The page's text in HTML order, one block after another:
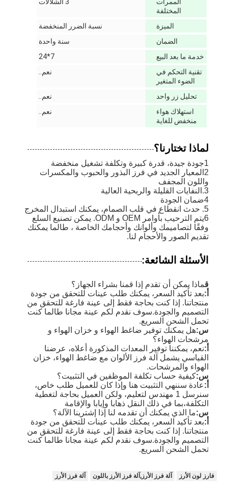
الممرات
المختلفة
3 الشلالات
الميزة
نسبة الضرر المنخفضة
الضمان
سنة واحدة
خدمة ما بعد البيع
7*24
تقنية التحكم في
الضوء المتغير
نعم..
تحليل زر واحد
نعم..
استهلاك هواء
منخفض للغاية
نعم..
لماذا تختارنا؟
1جودة جيدة، قدرة كبيرة وتكلفة تشغيل منخفضة
2المعيار الجديد في فرز البذور والحبوب والمكسرات
واللون المجفف
3.النفايات القليلة والربحية العالية
4ضمان الجودة
5. حدث انقطاع في قلب الصمام، يمكنك استبدال المخرج
6يتم الترحيب بأوامر OEM و ODM. يمكن تصنيع السلع
وفقًا لتصاميمك وألوانك وأحجامك الخاصة ، طالما يمكنك
تقديم الصور والأحجام لنا.
الأسئلة الشائعة:
قماذا يمكن أن تقدم إذا قمنا بشراء الجهاز؟
أ:بعد تأكيد السعر، يمكنك طلب عينات للتحقق من جودة
منتجاتنا. إذا كنت بحاجة فقط إلى عينة فارغة للتحقق من
التصميم والجودة.سوف نقدم لكم عينة مجانا طالما كنت
تحمل الشحن السريع.
س:هل يمكنك توفير ضاغط الهواء و خزان الهواء و
مرشحات الهواء؟
أ:نعم، يمكننا توفير المعدات المذكورة أعلاه، عرضنا
القياسي يشمل آلة فرز الألوان مع ضاغط الهواء، خزان
الهواء والمرشحات.
س:كيفية حساب تكلفة الموظفين في التثبيت؟
أ:عادة سننهي التثبيت هنا وإذا كان للعميل طلب خاص،
سنرسل 1 مهندس لتعليم، ولكن العميل بحاجة لتغطية
التكلفة،بما في ذلك النقل ذهابا وإيابا والإقامة
س:ما الذي يمكنك أن تقدمه لنا إذا إشترينا الآلة؟
أ:بعد تأكيد السعر، يمكنك طلب عينات للتحقق من جودة
منتجاتنا. إذا كنت بحاجة فقط إلى عينة فارغة للتحقق من
التصميم والجودة.سوف نقدم لكم عينة مجانا طالما كنت
تحمل الشحن السريع.
فارز لون الأرز آلة فرز الأرز,آلة فرز الأرز باللون آلة فرز الأرز